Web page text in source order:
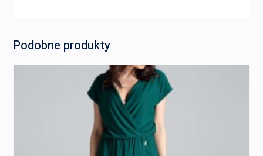
Podobne produkty